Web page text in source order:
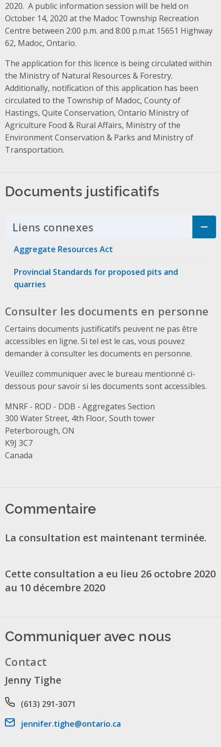
2020. A public information session will be held on
October 14, 2020 at the Madoc Township Recreation
Centre between 2:00 p.m. and 8:00 p.m.at 15651 Highway
62, Madoc, Ontario.
The application for this licence is being circulated within
the Ministry of Natural Resources & Forestry.
Additionally, notification of this application has been
circulated to the Township of Madoc, County of
Hastings, Quite Conservation, Ontario Ministry of
Agriculture Food & Rural Affairs, Ministry of the
Environment Conservation & Parks and Ministry of
Transportation.
Documents justificatifs
Liens connexes Click to Expand
Aggregate Resources Act
Provincial Standards for proposed pits and
quarries
Consulter les documents en personne
Certains documents justificatifs peuvent ne pas être
accessibles en ligne. Si tel est le cas, vous pouvez
demander à consulter les documents en personne.
Veuillez communiquer avec le bureau mentionné ci-
dessous pour savoir si les documents sont accessibles.
MNRF - ROD - DDB - Aggregates Section
Address
300 Water Street, 4th Floor, South tower
Peterborough, ON
K9J 3C7
Canada
Commentaire
La consultation est maintenant terminée.
Cette consultation a eu lieu 26 octobre 2020
au 10 décembre 2020
Communiquer avec nous
Contact
Jenny Tighe
Phone number
(613) 291-3071
Email address
jennifer.tighe@ontario.ca